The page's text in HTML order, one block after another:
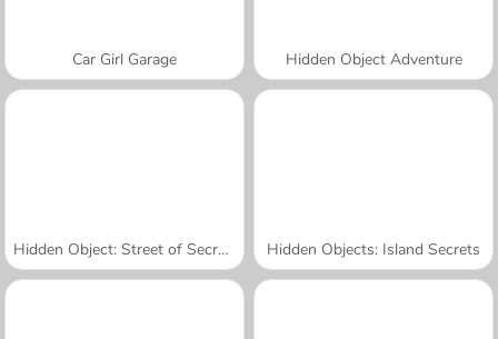
Car Girl Garage Hidden Object Adventure
Hidden Object: Street of Secrets Hidden Objects: Island Secrets